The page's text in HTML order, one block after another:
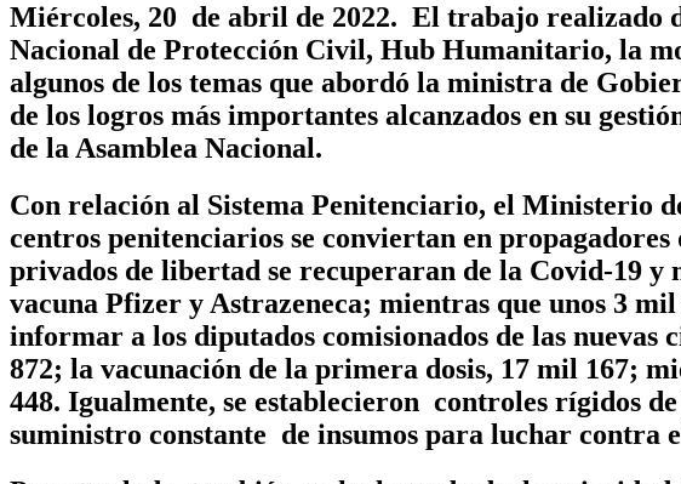
Miércoles, 20 de abril de 2022. El trabajo realizado
Nacional de Protección Civil, Hub Humanitario, la
algunos de los temas que abordó la ministra de
de los logros más importantes alcanzados en su
de la Asamblea Nacional.
Con relación al Sistema Penitenciario, el Ministerio
centros penitenciarios se conviertan en
privados de libertad se recuperaran de la Covid-19
vacuna Pfizer y Astrazeneca; mientras que unos 3
informar a los diputados comisionados de las nuevas
872; la vacunación de la primera dosis, 17 mil 167;
448. Igualmente, se establecieron controles rígidos
suministro constante de insumos para luchar contra